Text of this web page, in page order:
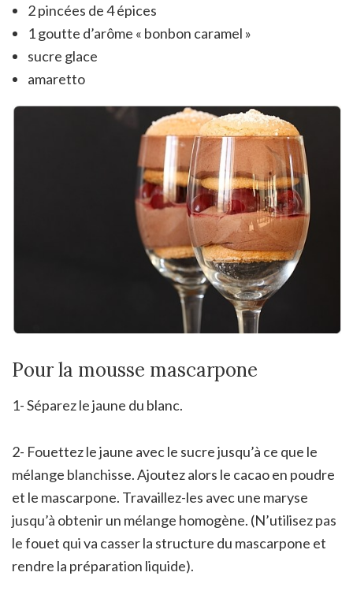
2 pincées de 4 épices
1 goutte d’arôme « bonbon caramel »
sucre glace
amaretto
Pour la mousse mascarpone
1- Séparez le jaune du blanc.
2- Fouettez le jaune avec le sucre jusqu’à ce que le
mélange blanchisse. Ajoutez alors le cacao en poudre
et le mascarpone. Travaillez-les avec une maryse
jusqu’à obtenir un mélange homogène. (N’utilisez pas
le fouet qui va casser la structure du mascarpone et
rendre la préparation liquide).